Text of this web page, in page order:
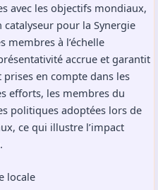
avec les objectifs mondiaux,
pour la Synergie
membres à l’échelle
accrue et garantit
en compte dans les
efforts, les membres du
politiques adoptées lors de
ce qui illustre l’impact
locale